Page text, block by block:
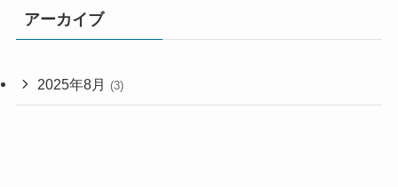
アーカイブ
2025年8月 (3)